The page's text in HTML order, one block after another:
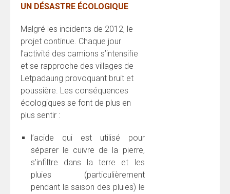
UN DÉSASTRE ÉCOLOGIQUE
Malgré les incidents de 2012, le
projet continue. Chaque jour
l’activité des camions s’intensifie
et se rapproche des villages de
Letpadaung provoquant bruit et
poussière. Les conséquences
écologiques se font de plus en
plus sentir :
l’acide qui est utilisé pour
séparer le cuivre de la pierre,
s’infiltre dans la terre et les
pluies (particulièrement
pendant la saison des pluies) le